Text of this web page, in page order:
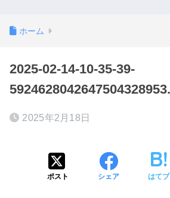
ホーム
2025-02-14-10-35-39-
2025年2月18日
ポスト シェア はてブ